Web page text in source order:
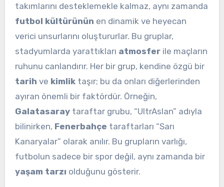
takımlarını desteklemekle kalmaz, aynı zamanda
futbol kültürünün en dinamik ve heyecan
verici unsurlarını oluştururlar. Bu gruplar,
stadyumlarda yarattıkları atmosferile maçların
ruhunu canlandırır. Her bir grup, kendine özgü bir
tarih ve kimliktaşır; bu da onları diğerlerinden
ayıran önemli bir faktördür. Örneğin,
Galatasaraytaraftar grubu, “UltrAslan” adıyla
bilinirken, Fenerbahçe taraftarları “Sarı
Kanaryalar” olarak anılır. Bu grupların varlığı,
futbolun sadece bir spor değil, aynı zamanda bir
yaşam tarzı olduğunu gösterir.